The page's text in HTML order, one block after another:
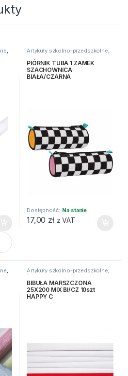
,
quantity
Artykuły szkolno-przedszkolne,
Piórniki
PIÓRNIK TUBA 1 ZAMEK
SZACHOWNICA
BIAŁA/CZARNA
Dostępność: Na stanie
17,00 zł z VAT
, Artykuły szkolno-przedszkolne,
Bibuły i krepiny Kreatywne i
plastyczne
BIBUŁA MARSZCZONA
25X200 MIX BI/CZ 10szt
HAPPY C